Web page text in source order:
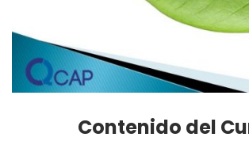
Contenido del